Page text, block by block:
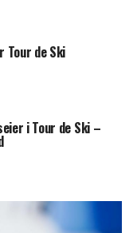
Tour de Ski
i Tour de Ski –